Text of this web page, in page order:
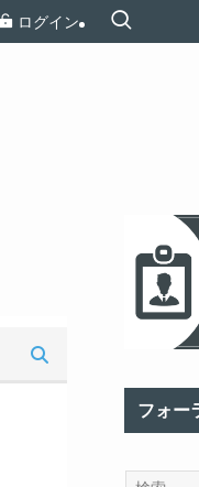
ログイン
フォー